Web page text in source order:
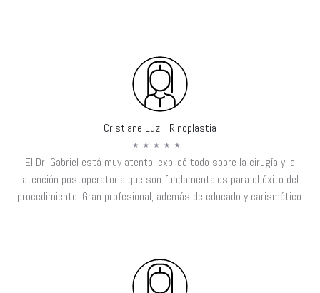
Cristiane Luz - Rinoplastia
El Dr. Gabriel está muy atento, explicó todo sobre la cirugía y la
atención postoperatoria que son fundamentales para el éxito del
procedimiento. Gran profesional, además de educado y carismático.